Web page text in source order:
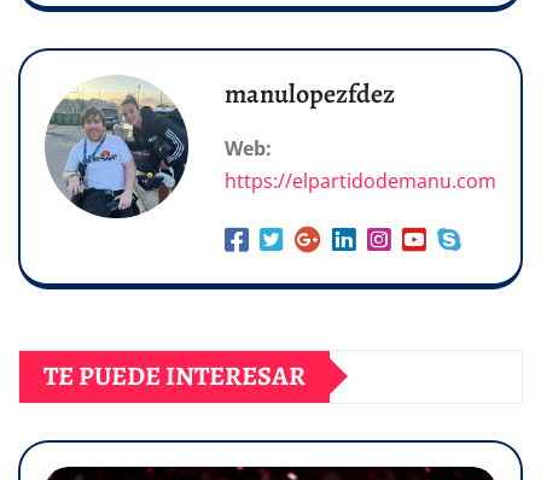
manulopezfdez
Web:
https://elpartidodemanu.com
TE PUEDE INTERESAR